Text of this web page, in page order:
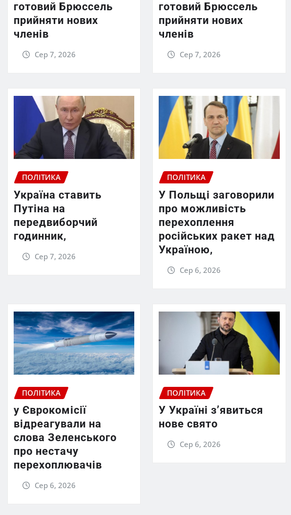
готовий Брюссель
прийняти нових
членів
Сер 7, 2026
готовий Брюссель
прийняти нових
членів
Сер 7, 2026
ПОЛІТИКА
Україна ставить
Путіна на
передвиборчий
годинник,
Сер 7, 2026
ПОЛІТИКА
У Польщі заговорили
про можливість
перехоплення
російських ракет над
Україною,
Сер 6, 2026
ПОЛІТИКА
у Єврокомісії
відреагували на
слова Зеленського
про нестачу
перехоплювачів
Сер 6, 2026
ПОЛІТИКА
У Україні з’явиться
нове свято
Сер 6, 2026